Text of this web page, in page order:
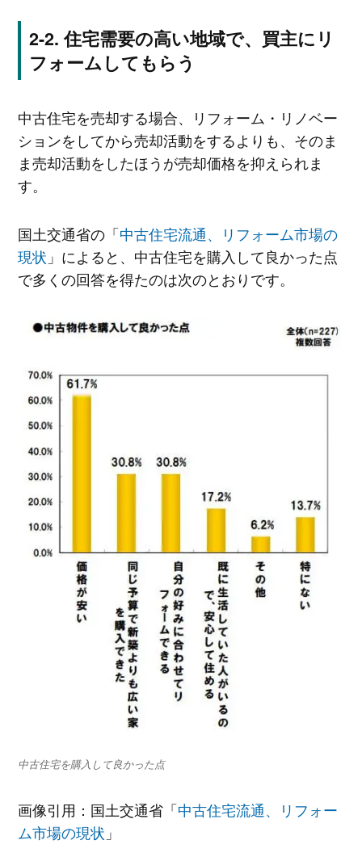
住宅需要の高い地域で、買主にリ
フォームしてもらう
中古住宅を売却する場合、リフォーム・リノベー
ションをしてから売却活動をするよりも、そのま
ま売却活動をしたほうが売却価格を抑えられま
す。
国土交通省の「中古住宅流通、リフォーム市場の
現状 」によると、中古住宅を購入して良かった点
で多くの回答を得たのは次のとおりです。
中古住宅を購入して良かった点
画像引用：国土交通省「中古住宅流通、リフォー
ム市場の現状 」